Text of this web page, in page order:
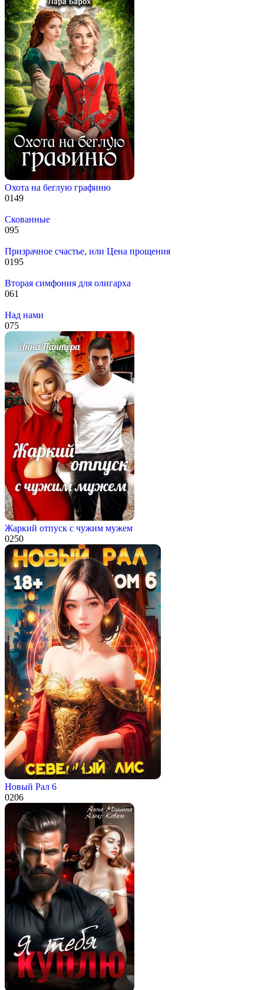
Охота на беглую графиню
0149
Скованные
095
Призрачное счастье, или Цена прощения
0195
Вторая симфония для олигарха
061
Над нами
075
Жаркий отпуск с чужим мужем
0250
Новый Рал 6
0206